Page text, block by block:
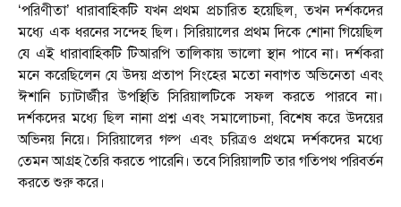
‘পরিণীতা’ ধারাবাহিকটি যখন প্রথম প্রচারিত হয়েছিল, তখন দর্শকদের
মধ্যে এক ধরনের সন্দেহ ছিল। সিরিয়ালের প্রথম দিকে শোনা গিয়েছিল
যে এই ধারাবাহিকটি টিআরপি তালিকায় ভালো স্থান পাবে না। দর্শকরা
মনে করেছিলেন যে উদয় প্রতাপ সিংহের মতো নবাগত অভিনেতা এবং
ঈশানি চ্যাটার্জীর উপস্থিতি সিরিয়ালটিকে সফল করতে পারবে না।
দর্শকদের মধ্যে ছিল নানা প্রশ্ন এবং সমালোচনা, বিশেষ করে উদয়ের
অভিনয় নিয়ে। সিরিয়ালের গল্প এবং চরিত্রও প্রথমে দর্শকদের মধ্যে
তেমন আগ্রহ তৈরি করতে পারেনি। তবে সিরিয়ালটি তার গতিপথ পরিবর্তন
করতে শুরু করে।